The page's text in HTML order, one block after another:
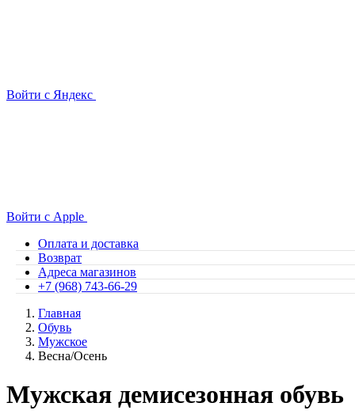
Войти с Яндекс
Войти с Apple
Оплата и доставка
Возврат
Адреса магазинов
+7 (968) 743-66-29
Главная
Обувь
Мужское
Весна/Осень
Мужская демисезонная обувь